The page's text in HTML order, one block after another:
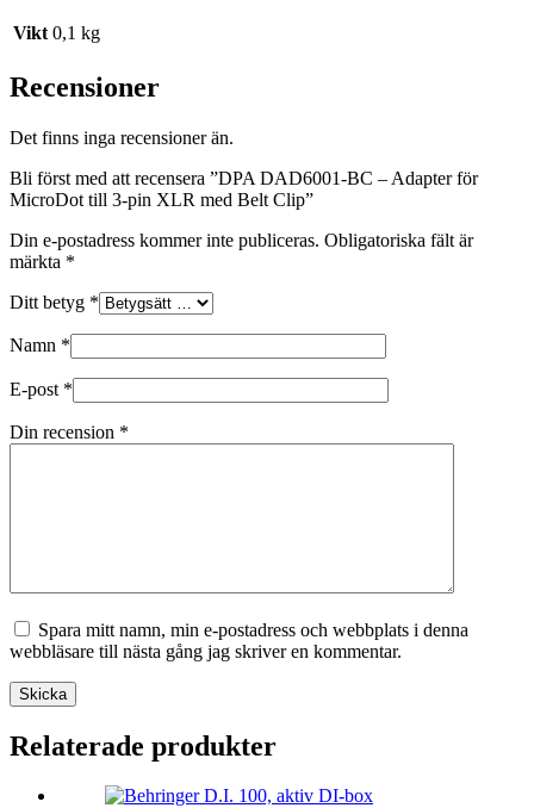
Belt
Vikt 0,1 kg
Recensioner
Det finns inga recensioner än.
Bli först med att recensera ”DPA DAD6001-BC – Adapter för
MicroDot till 3-pin XLR med Belt Clip”
Din e-postadress kommer inte publiceras. Obligatoriska fält är
märkta *
Ditt betyg *
Namn *
E-post *
Din recension *
Spara mitt namn, min e-postadress och webbplats i denna
webbläsare till nästa gång jag skriver en kommentar.
Skicka
Relaterade produkter